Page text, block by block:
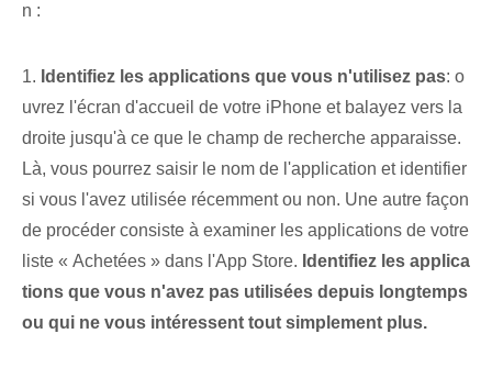
n :
1. Identifiez les⁣ applications⁢ que vous n'utilisez pas: o
uvrez l'écran d'accueil de votre iPhone et balayez vers la
droite jusqu'à ce que le champ de recherche apparaisse.
Là, vous pourrez saisir le nom de l'application et identifier
si vous l'avez utilisée récemment ou non. Une autre façon
de procéder consiste à examiner les applications de votre
liste « Achetées » dans l'App Store. Identifiez les applica
tions que vous n'avez pas utilisées depuis longtemps
ou qui ne vous intéressent tout simplement plus.